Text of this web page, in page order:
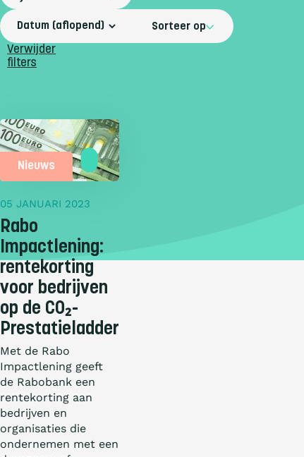
Sorteer op
Verwijder
filters
Nieuws
05 JANUARI 2023
Rabo
Impactlening:
rentekorting
voor bedrijven
op de CO₂-
Prestatieladder
Met de Rabo
Impactlening geeft
de Rabobank een
rentekorting aan
bedrijven en
organisaties die
ondernemen met een